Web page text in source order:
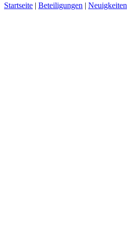
Startseite | Beteiligungen | Neuigkeiten